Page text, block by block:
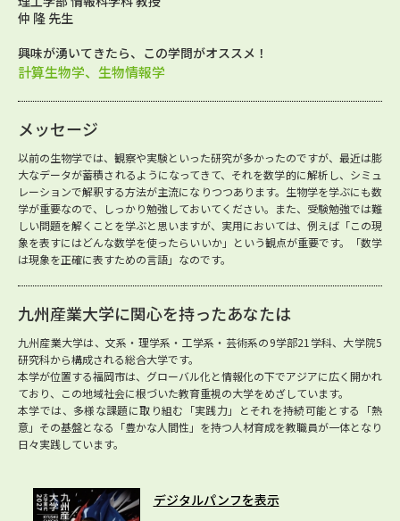
仲 隆 先生
興味が湧いてきたら、この学問がオススメ！
計算生物学、生物情報学
メッセージ
以前の生物学では、観察や実験といった研究が多かったのですが、最近は膨
大なデータが蓄積されるようになってきて、それを数学的に解析し、シミュ
レーションで解釈する方法が主流になりつつあります。生物学を学ぶにも数
学が重要なので、しっかり勉強しておいてください。また、受験勉強では難
しい問題を解くことを学ぶと思いますが、実用においては、例えば「この現
象を表すにはどんな数学を使ったらいいか」という観点が重要です。「数学
は現象を正確に表すための言語」なのです。
九州産業大学に関心を持ったあなたは
九州産業大学は、文系・理学系・工学系・芸術系の9学部21学科、大学院5
研究科から構成される総合大学です。
本学が位置する福岡市は、グローバル化と情報化の下でアジアに広く開かれ
ており、この地域社会に根づいた教育重視の大学をめざしています。
本学では、多様な課題に取り組む「実践力」とそれを持続可能とする「熱
意」その基盤となる「豊かな人間性」を持つ人材育成を教職員が一体となり
日々実践しています。
デジタルパンフを表示